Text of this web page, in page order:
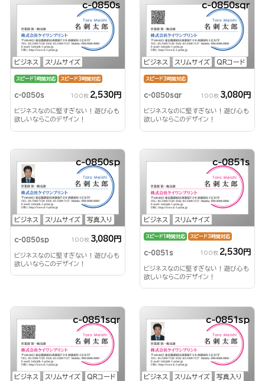
ビジネス スリムサイズ
c-0850s
スピード1時間対応 スピード3時間対応
c-0850s 100枚 2,530円
ビジネスなのに堅すぎない！遊び心も
欲しいならこのデザイン！
ビジネス スリムサイズ QRコード
c-0850sqr
スピード3時間対応
c-0850sqr 100枚 3,080円
ビジネスなのに堅すぎない！遊び心も
欲しいならこのデザイン！
ビジネス スリムサイズ 写真入り
c-0850sp
c-0850sp 100枚 3,080円
ビジネスなのに堅すぎない！遊び心も
欲しいならこのデザイン！
ビジネス スリムサイズ
c-0851s
スピード1時間対応 スピード3時間対応
c-0851s 100枚 2,530円
ビジネスなのに堅すぎない！遊び心も
欲しいならこのデザイン！
ビジネス スリムサイズ QRコード
c-0851sqr
ビジネス スリムサイズ 写真入り
c-0851sp